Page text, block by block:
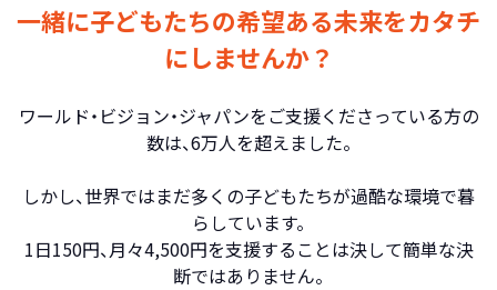
一緒に子どもたちの希望ある未来をカタチ
にしませんか？
ワールド・ビジョン・ジャパンをご支援くださっている方の
数は、6万人を超えました。
しかし、世界ではまだ多くの子どもたちが過酷な環境で暮
らしています。
1日150円、月々4,500円を支援することは決して簡単な決
断ではありません。